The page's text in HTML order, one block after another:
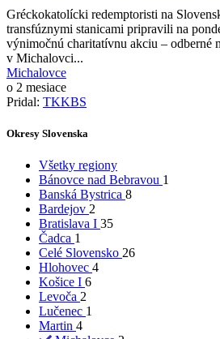
Gréckokatolícki redemptoristi na
transfúznymi stanicami pripravili na
výnimočnú charitatívnu akciu – odberné
v Michalovci...
Michalovce
o 2 mesiace
Pridal: TKKBS
Okresy Slovenska
Všetky regiony
Bánovce nad Bebravou 1
Banská Bystrica 8
Bardejov 2
Bratislava I 35
Čadca 1
Celé Slovensko 26
Hlohovec 4
Košice I 6
Levoča 2
Lučenec 1
Martin 4